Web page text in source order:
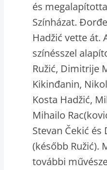
és
Színházat.
Hadžić vette át.
színésszel
Ružić, Dimitrije
Kikinđanin,
Kosta Hadžić,
Mihailo
Stevan Čekić és
(később Ružić).
további